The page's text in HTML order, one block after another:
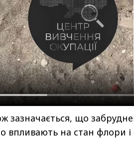
зазначається, що
впливають на стан флори